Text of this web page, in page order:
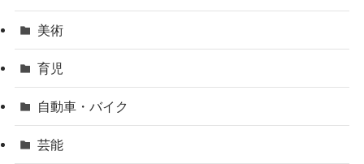
美術
育児
自動車・バイク
芸能